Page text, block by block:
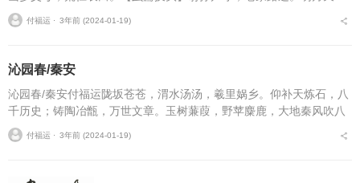
悬，夜灯庭院。还将相戏，欢笑周旋。...
付福运 ⋅ 3年前 (2024-01-19)
沁园春/秦安
沁园春/秦安付福运陇坂苍苍，渭水汤汤，羲里娲乡。仰补天炼石，八
千历史；铸陶冶甑，万世文章。玉树蒹葭，野苹麋鹿，大地秦风吹八
荒。凤山阁，观遗文古赋，余味悠长。古今多少贤良。留青史、风流
且自强。忆文公飞将...
付福运 ⋅ 3年前 (2024-01-19)